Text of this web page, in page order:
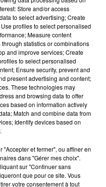
TMZ . Le plaignant
soit rectifié, ainsi que le
dont le montant n'a pas
Lens dévoilent leur
tant attendue
Store and/or access
to select advertising; Create
profiles to select personalised
Measure content
statistics or combinations
and improve services; Create
to select personalised
Ensure security, prevent and
present advertising and content;
These technologies may
and browsing data to offer
based on information actively
Match and combine data from
Identify devices based on
et fermer", ou affiner en
dans "Gérer mes choix".
sur "Continuer sans
que pour ce site. Vous
votre consentement à tout